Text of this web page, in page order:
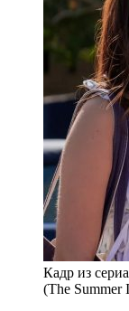
Кадр из
(The Summer